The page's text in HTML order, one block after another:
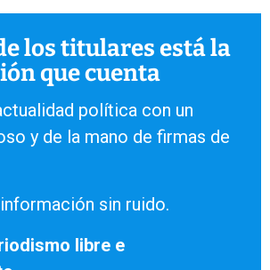
los titulares está la
que cuenta
política con un
y de la mano de firmas de
sin ruido.
libre e